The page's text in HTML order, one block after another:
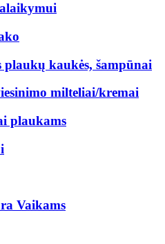
plaukų kaukės, šampūnai
milteliai/kremai
plaukams
Vaikams